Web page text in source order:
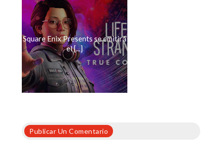
Square Enix Presents se emitirá
el [...]
Publicar Un Comentario